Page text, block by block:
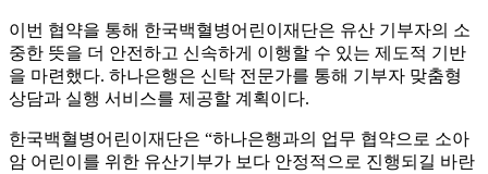
이번 협약을 통해 한국백혈병어린이재단은 유산 기부자의 소
중한 뜻을 더 안전하고 신속하게 이행할 수 있는 제도적 기반
을 마련했다. 하나은행은 신탁 전문가를 통해 기부자 맞춤형
상담과 실행 서비스를 제공할 계획이다.
한국백혈병어린이재단은 “하나은행과의 업무 협약으로 소아
암 어린이를 위한 유산기부가 보다 안정적으로 진행되길 바란